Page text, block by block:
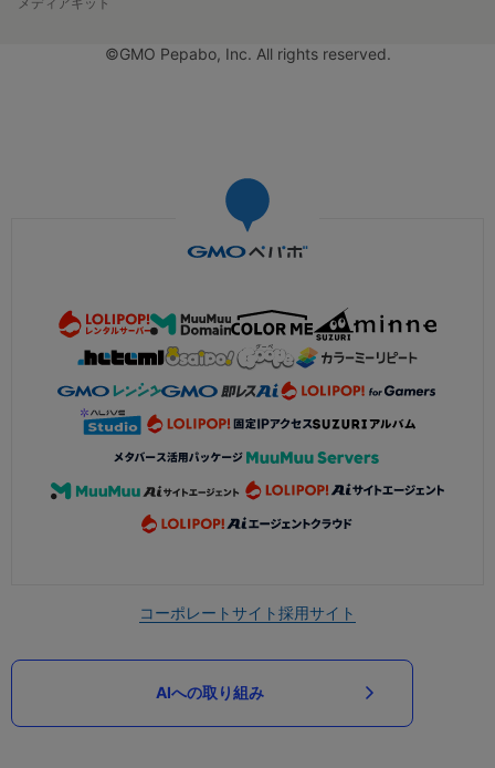
メディアキット
©GMO Pepabo, Inc. All rights reserved.
コーポレートサイト採用サイト
AIへの取り組み